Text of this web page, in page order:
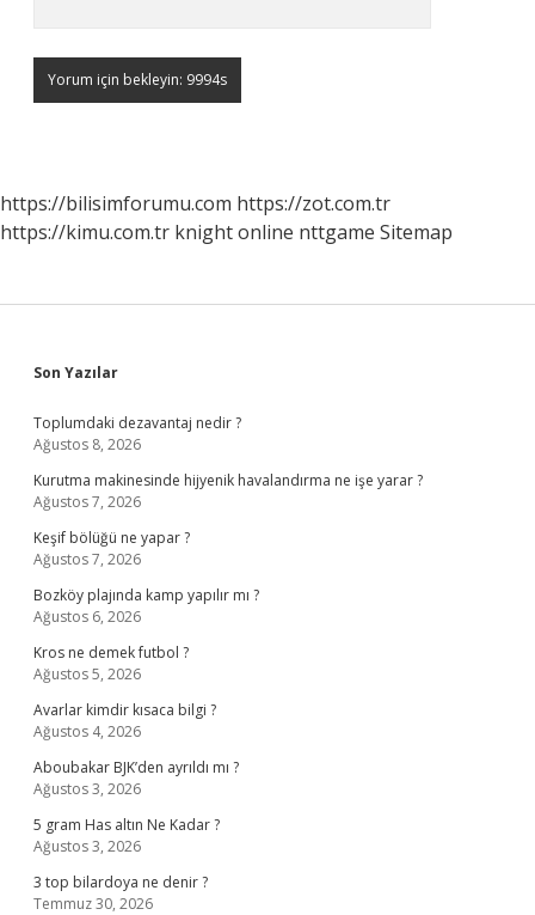
https://bilisimforumu.com https://zot.com.tr
https://kimu.com.tr knight online nttgame Sitemap
Sidebar
Son Yazılar
Toplumdaki dezavantaj nedir ?
Ağustos 8, 2026
Kurutma makinesinde hijyenik havalandırma ne işe yarar ?
Ağustos 7, 2026
Keşif bölüğü ne yapar ?
Ağustos 7, 2026
Bozköy plajında kamp yapılır mı ?
Ağustos 6, 2026
Kros ne demek futbol ?
Ağustos 5, 2026
Avarlar kimdir kısaca bilgi ?
Ağustos 4, 2026
Aboubakar BJK’den ayrıldı mı ?
Ağustos 3, 2026
5 gram Has altın Ne Kadar ?
Ağustos 3, 2026
3 top bilardoya ne denir ?
Temmuz 30, 2026